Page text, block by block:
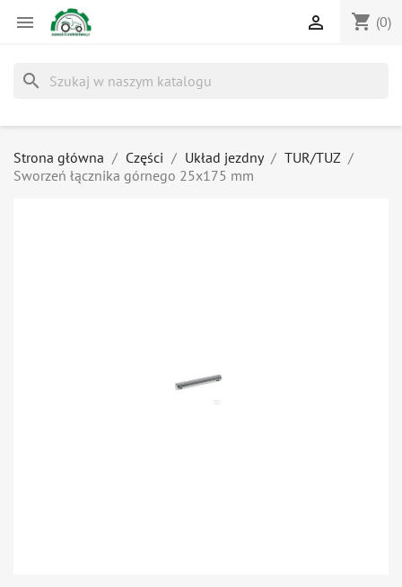
 shopping_cart (0)

search
Strona główna Części Układ jezdny
TUR/TUZ
Sworzeń łącznika górnego 25x175 mm